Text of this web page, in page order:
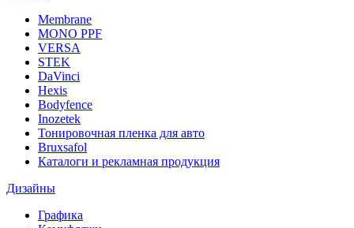
Membrane
MONO PPF
VERSA
STEK
DaVinci
Hexis
Bodyfence
Inozetek
Тонировочная пленка для авто
Bruxsafol
Каталоги и рекламная продукция
Дизайны
Графика